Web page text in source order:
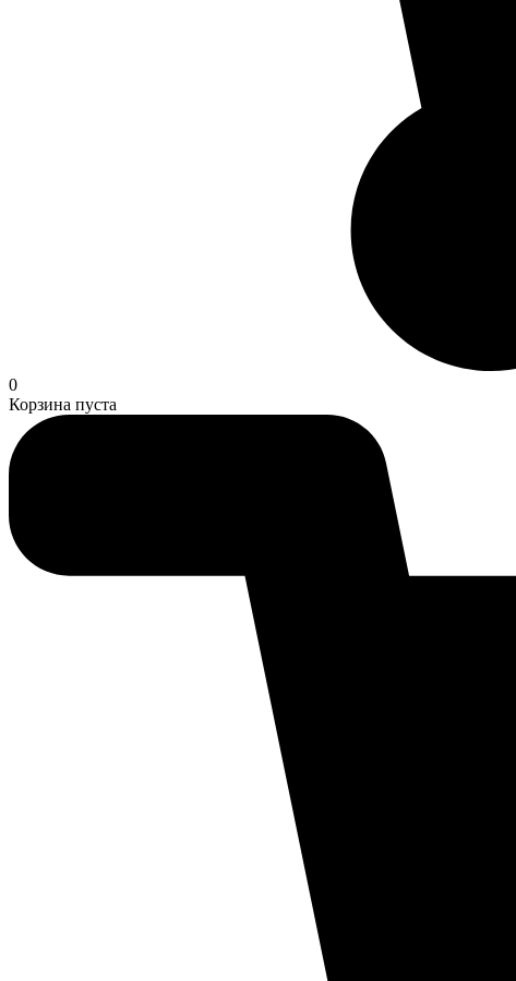
0
Корзина пуста